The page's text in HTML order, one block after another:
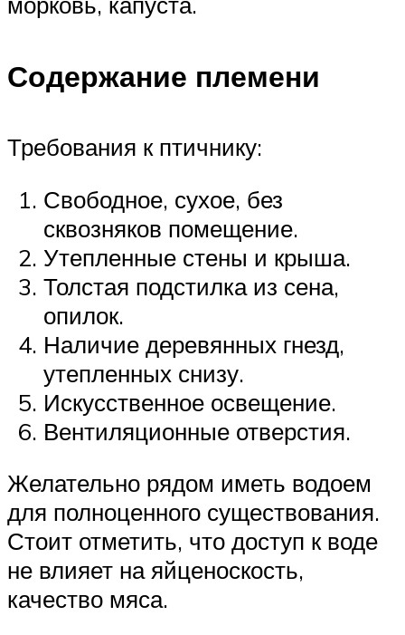
Содержание племени
Требования к птичнику:
Свободное, сухое, без
сквозняков помещение.
Утепленные стены и крыша.
Толстая подстилка из сена,
опилок.
Наличие деревянных гнезд,
утепленных снизу.
Искусственное освещение.
Вентиляционные отверстия.
Желательно рядом иметь водоем
для полноценного существования.
Стоит отметить, что доступ к воде
не влияет на яйценоскость,
качество мяса.